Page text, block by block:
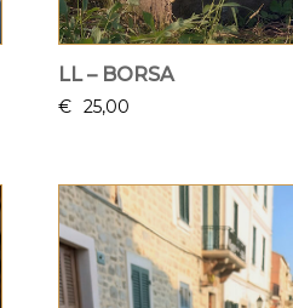
LL – BORSA
€ 25,00